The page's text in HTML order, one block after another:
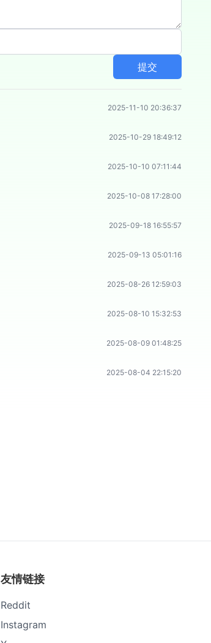
提交
2025-11-10 20:36:37
2025-10-29 18:49:12
2025-10-10 07:11:44
2025-10-08 17:28:00
2025-09-18 16:55:57
2025-09-13 05:01:16
2025-08-26 12:59:03
2025-08-10 15:32:53
2025-08-09 01:48:25
2025-08-04 22:15:20
友情链接
Reddit
Instagram